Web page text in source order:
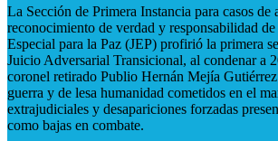
La Sección de Primera Instancia para casos de
reconocimiento de verdad y responsabilidad
Especial para la Paz (JEP) profirió la primera
Juicio Adversarial Transicional, al condenar a
coronel retirado Publio Hernán Mejía
guerra y de lesa humanidad cometidos en el
extrajudiciales y desapariciones forzadas
como bajas en combate.